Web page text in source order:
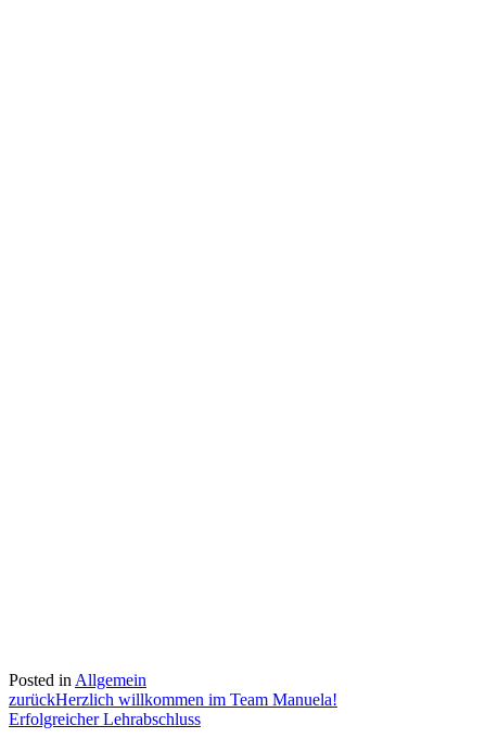
Posted in Allgemein
zurück
Beitragsnavigation
Herzlich willkommen im Team Manuela!
Erfolgreicher Lehrabschluss